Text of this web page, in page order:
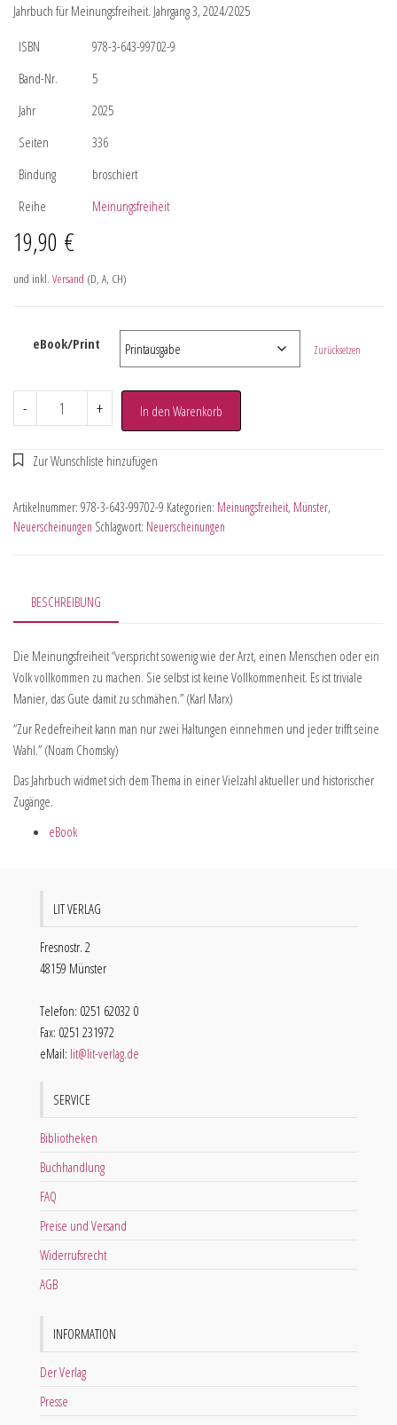
Jahrbuch für Meinungsfreiheit. Jahrgang 3, 2024/2025
ISBN
978-3-643-99702-9
Band-Nr.
5
Jahr
2025
Seiten
336
Bindung
broschiert
Reihe
Meinungsfreiheit
19,90 €
und inkl. Versand (D, A, CH)
eBook/Print Zurücksetzen
- + In den Warenkorb
Artikelnummer: 978-3-643-99702-9 Kategorien: Meinungsfreiheit, Münster,
Neuerscheinungen Schlagwort: Neuerscheinungen
BESCHREIBUNG
Die Meinungsfreiheit “verspricht sowenig wie der Arzt, einen Menschen oder ein
Volk vollkommen zu machen. Sie selbst ist keine Vollkommenheit. Es ist triviale
Manier, das Gute damit zu schmähen.” (Karl Marx)
“Zur Redefreiheit kann man nur zwei Haltungen einnehmen und jeder trifft seine
Wahl.” (Noam Chomsky)
Das Jahrbuch widmet sich dem Thema in einer Vielzahl aktueller und historischer
Zugänge.
eBook
LIT VERLAG
Fresnostr. 2
48159 Münster
Telefon: 0251 62032 0
Fax: 0251 231972
eMail: lit@lit-verlag.de
SERVICE
Bibliotheken
Buchhandlung
FAQ
Preise und Versand
Widerrufsrecht
AGB
INFORMATION
Der Verlag
Presse